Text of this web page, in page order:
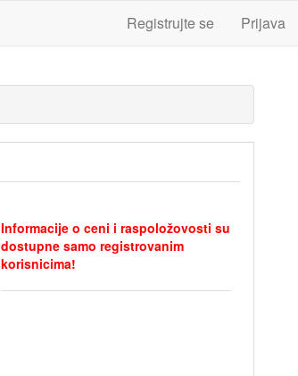
Registrujte se Prijava
Informacije o ceni i raspoložovosti su
dostupne samo registrovanim
korisnicima!